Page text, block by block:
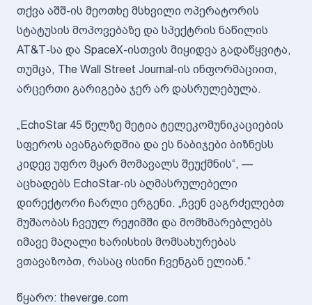
თქვა აშშ-ის მეოთხე მსხვილი ოპერატორის
სტატუსის მოპოვებაზე და სპექტრის ნაწილის
AT&T-სა და SpaceX-ისთვის მიყიდვა გადაწყვიტა,
თუმცა, The Wall Street Journal-ის ინფორმაციით,
არცერთი გარიგება ჯერ არ დასრულებულა.
„EchoStar 45 წელზე მეტია ტელეკომუნიკაციების
სფეროს ავანგარდშია და ეს ნაბიჯები ბიზნესს
კიდევ უფრო მყარ მომავალს შეუქმნის“, —
აცხადებს EchoStar-ის აღმასრულებელი
დირექტორი ჩარლი ერგენი. „ჩვენ ვაგრძელებთ
მუშაობას ჩვეულ რეჟიმში და მომხმარებლებს
იმავე მაღალი ხარისხის მომსახურებას
ვთავაზობთ, რასაც ისინი ჩვენგან ელიან.“
წყარო: theverge.com